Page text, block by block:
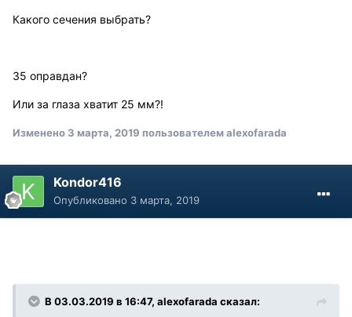
Какого сечения выбрать?
35 оправдан?
Или за глаза хватит 25 мм?!
Изменено 3 марта, 2019 пользователем alexofarada
Kondor416
Опубликовано 3 марта, 2019
В 03.03.2019 в 16:47, alexofarada сказал: